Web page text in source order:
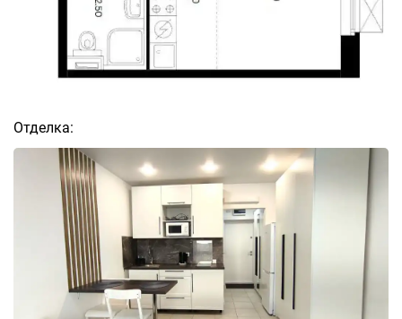
Отделка: